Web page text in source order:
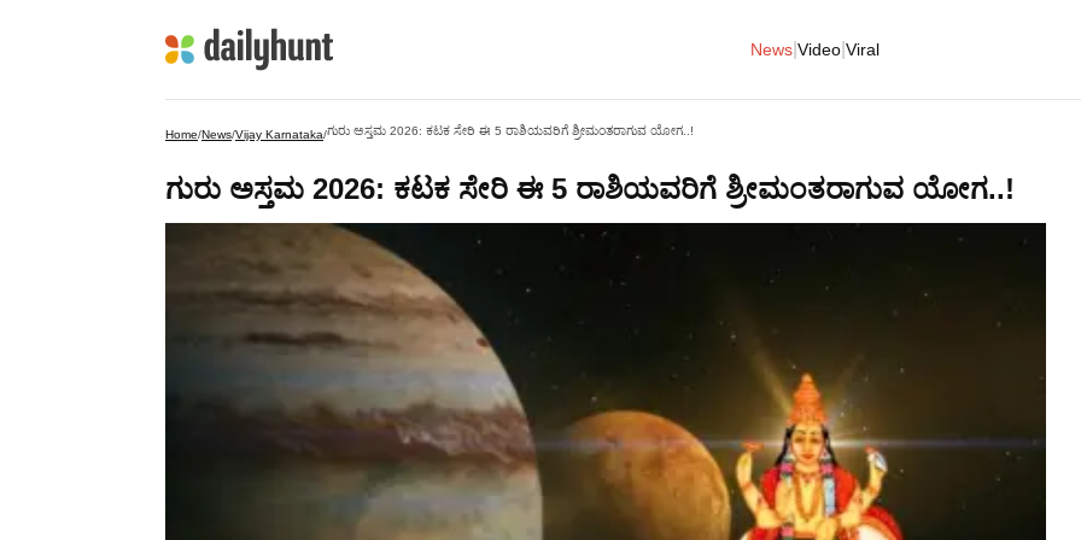
News Video Viral
Home/News/Vijay Karnataka/ಗುರು ಅಸ್ತಮ 2026: ಕಟಕ ಸೇರಿ ಈ 5 ರಾಶಿಯವರಿಗೆ ಶ್ರೀಮಂತರಾಗುವ ಯೋಗ..!
ಗುರು ಅಸ್ತಮ 2026: ಕಟಕ ಸೇರಿ ಈ 5 ರಾಶಿಯವರಿಗೆ ಶ್ರೀಮಂತರಾಗುವ ಯೋಗ..!